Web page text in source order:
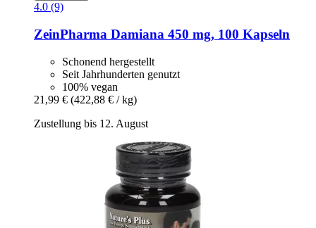
4.0 (9)
ZeinPharma Damiana 450 mg, 100 Kapseln
Schonend hergestellt
Seit Jahrhunderten genutzt
100% vegan
21,99 € (422,88 € / kg)
Zustellung bis 12. August